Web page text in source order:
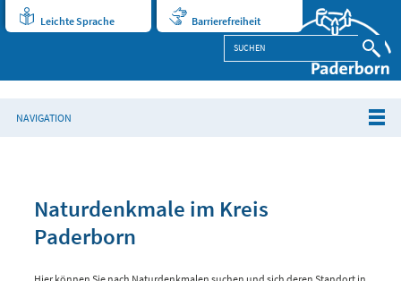
Leichte Sprache Barrierefreiheit
NAVIGATION
Naturdenkmale im Kreis
Paderborn